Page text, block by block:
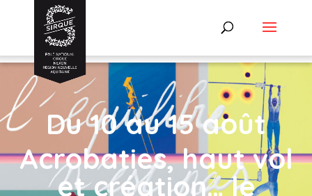
Du 10 au 15 août
Acrobaties, haut vol
et création… le